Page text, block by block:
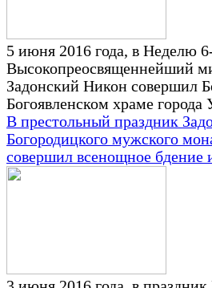
5 июня 2016 года, в Неделю
Высокопреосвященнейший
Задонский Никон совершил
Богоявленском храме города
В престольный праздник
Богородицкого мужского
совершил всенощное